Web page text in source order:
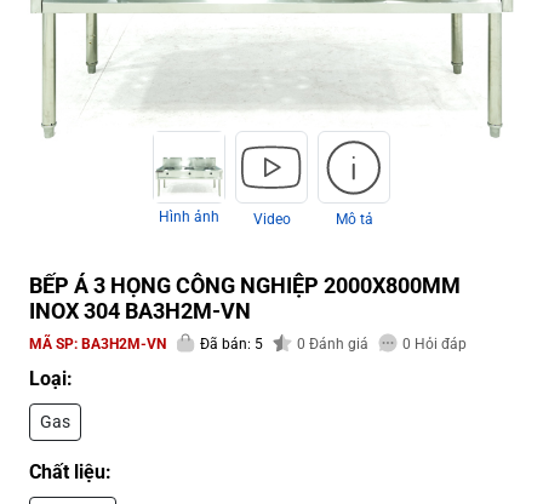
Hình ảnh Video Mô tả
BẾP Á 3 HỌNG CÔNG NGHIỆP 2000X800MM
INOX 304 BA3H2M-VN
MÃ SP: BA3H2M-VN Đã bán: 5 0 Đánh giá 0 Hỏi đáp
Loại:
Gas
Chất liệu: